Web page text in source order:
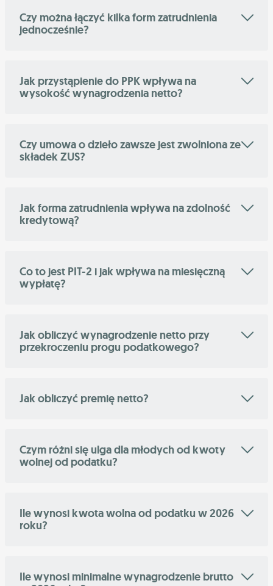
Czy można łączyć kilka form zatrudnienia
jednocześnie?
Jak przystąpienie do PPK wpływa na
wysokość wynagrodzenia netto?
Czy umowa o dzieło zawsze jest zwolniona ze
składek ZUS?
Jak forma zatrudnienia wpływa na zdolność
kredytową?
Co to jest PIT-2 i jak wpływa na miesięczną
wypłatę?
Jak obliczyć wynagrodzenie netto przy
przekroczeniu progu podatkowego?
Jak obliczyć premię netto?
Czym różni się ulga dla młodych od kwoty
wolnej od podatku?
Ile wynosi kwota wolna od podatku w 2026
roku?
Ile wynosi minimalne wynagrodzenie brutto